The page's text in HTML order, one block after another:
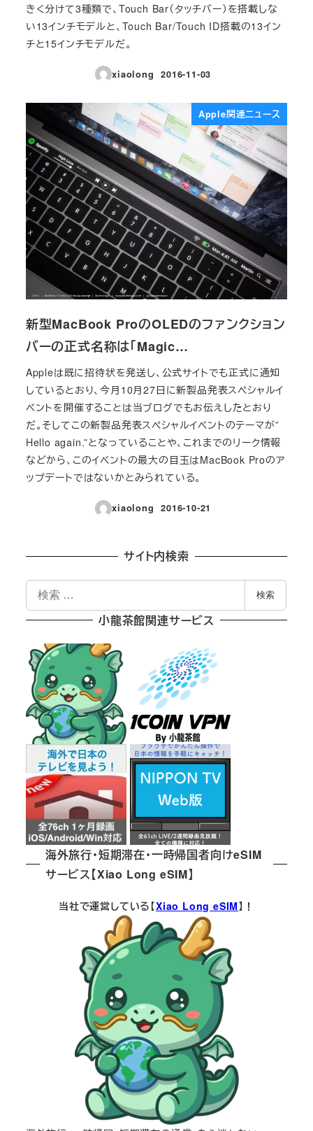
きく分けて3種類で、Touch Bar（タッチバー）を搭載しな
い13インチモデルと、Touch Bar/Touch ID搭載の13イン
チと15インチモデルだ。
xiaolong
投稿日
2016-11-03
Apple関連ニュース
新型MacBook ProのOLEDのファンクション
バーの正式名称は「Magic…
Appleは既に招待状を発送し、公式サイトでも正式に通知
しているとおり、今月10月27日に新製品発表スペシャルイ
ベントを開催することは当ブログでもお伝えしたとおり
だ。そしてこの新製品発表スペシャルイベントのテーマが”
Hello again.”となっていることや、これまでのリーク情報
などから、このイベントの最大の目玉はMacBook Proのア
ップデートではないかとみられている。
xiaolong
投稿日
2016-10-21
サイト内検索
検
索
検索
小龍茶館関連サービス
海外旅行・短期滞在・一時帰国者向けeSIM
サービス【Xiao Long eSIM】
当社で運営している【Xiao Long eSIM】！